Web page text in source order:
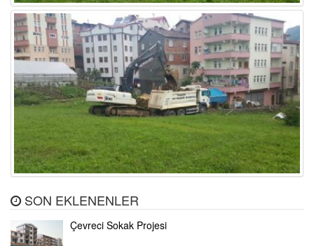
SON EKLENENLER
Çevreci Sokak Projesi